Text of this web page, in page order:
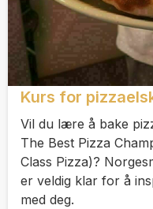
Kurs for
Vil du lære å bake
The Best Pizza
Class Pizza)?
er veldig klar for å
med deg.